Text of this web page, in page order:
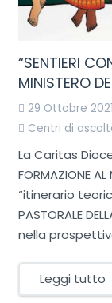
“SENTIERI
MINISTERO
29 Ottobre 2021
Centri di
La Caritas
FORMAZIONE
“itinerario
PASTORALE
nella
Leggi tutto